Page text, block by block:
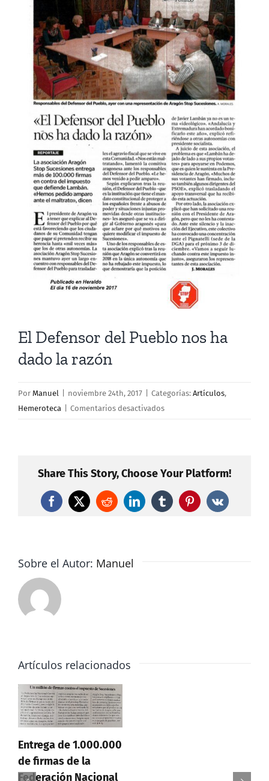
más
grande
El Defensor del Pueblo nos ha
dado la razón
Por Manuel noviembre 24th, 2017 Categorías: Artículos,
Hemeroteca
Comentarios desactivadosen
Pueblo
ha
dado
Share This Story, Choose Your Platform!
Facebook
X RedditLinkedInTumblrPinterest
Vk
Sobre el Autor: Manuel
Artículos relacionados
Entrega de 1.000.000
de firmas de la
Federación Nacional